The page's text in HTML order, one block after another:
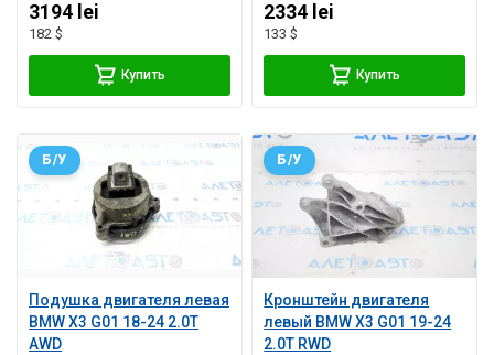
3194 lei
182 $
Купить
2334 lei
133 $
Купить
Подушка двигателя левая
BMW X3 G01 18-24 2.0T
AWD
Б/У
Кронштейн двигателя
левый BMW X3 G01 19-24
2.0T RWD
Б/У